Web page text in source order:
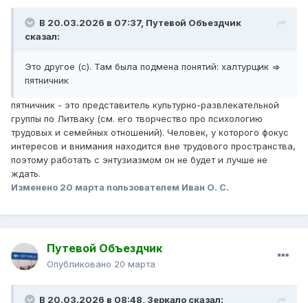
В 20.03.2026 в 07:37, Путевой Объездчик
сказал:
Это другое (с). Там была подмена понятий: халтурщик =>
пятничник
пятничник - это представитель культурно-развлекательной
группы по Литваку (см. его творчество про психологию
трудовых и семейных отношений). Человек, у которого фокус
интересов и внимания находится вне трудового пространства,
поэтому работать с энтузиазмом он не будет и лучше не
ждать.
Изменено 20 марта пользователем Иван О. С.
Путевой Объездчик
Опубликовано 20 марта
В 20.03.2026 в 08:48, Зеркало сказал: